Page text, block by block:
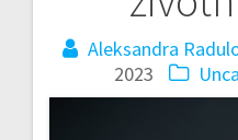
Aleksandra
2023